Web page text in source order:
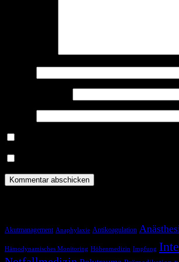
Akutmanagement Anaphylaxie Antikoagulation
Hämodynamisches Monitoring Höhenmedizin Impfung